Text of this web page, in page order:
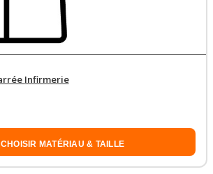
Plaque de porte carrée Infirmerie
CHOISIR MATÉRIAU & TAILLE